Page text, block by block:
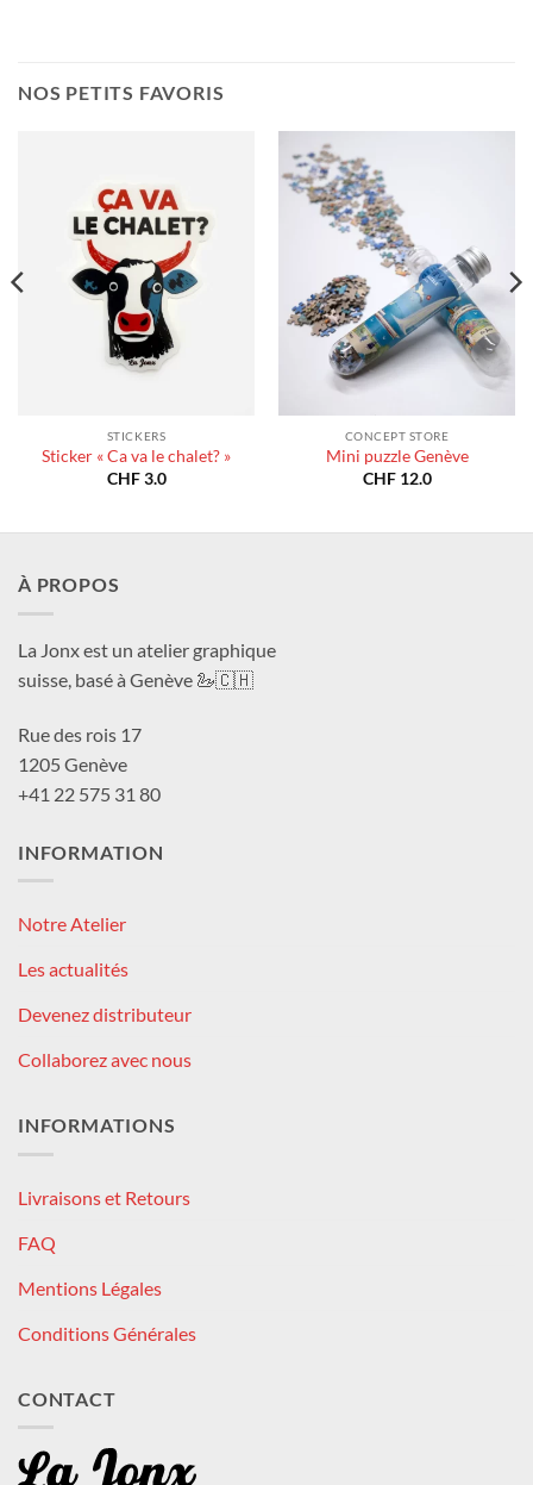
NOS PETITS FAVORIS
STICKERS
Sticker « Ca va le chalet? »
CHF3.0
CONCEPT STORE
Mini puzzle Genève
CHF12.0
À PROPOS
La Jonx est un atelier graphique
suisse, basé à Genève 🦢🇨🇭
Rue des rois 17
1205 Genève
+41 22 575 31 80
INFORMATION
Notre Atelier
Les actualités
Devenez distributeur
Collaborez avec nous
INFORMATIONS
Livraisons et Retours
FAQ
Mentions Légales
Conditions Générales
CONTACT